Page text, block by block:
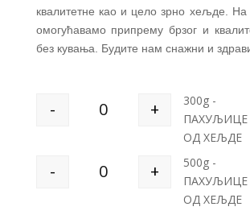
квалитетне као и цело зрно хељде. На
омогућавамо припрему брзог и
без кувања. Будите нам снажни и
Quantity
- +
300g -
ПАХУЉИЦЕ
ОД ХЕЉДЕ
Quantity
- +
500g -
ПАХУЉИЦЕ
ОД ХЕЉДЕ